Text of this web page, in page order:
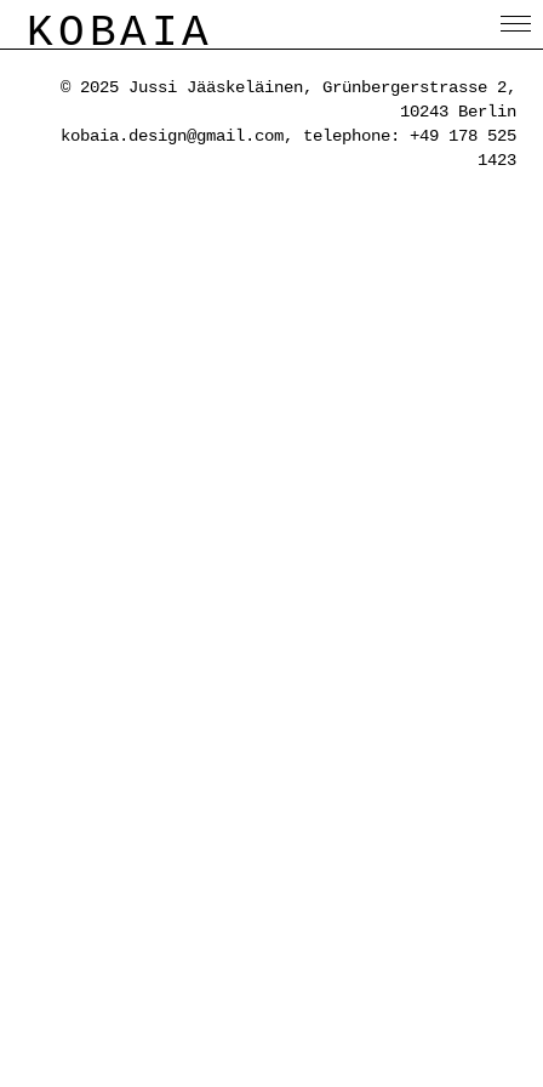
KOBAIA
© 2025 Jussi Jääskeläinen, Grünbergerstrasse 2,
10243 Berlin
kobaia.design@gmail.com, telephone: +49 178 525
1423